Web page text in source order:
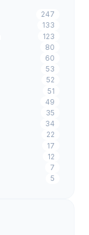
247
133
123
80
60
53
52
51
49
35
34
22
17
12
7
5